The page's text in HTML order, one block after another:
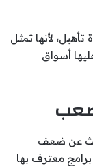
تأهيل، لأنها تمثل
أسواق
صعب
عن ضعف
برامج معترف بها